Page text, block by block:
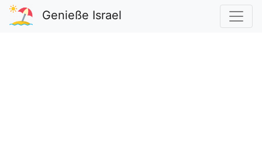
Genieße Israel